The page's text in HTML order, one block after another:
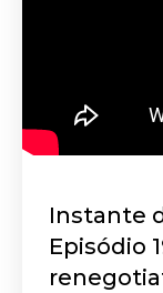
Instante
Episódio